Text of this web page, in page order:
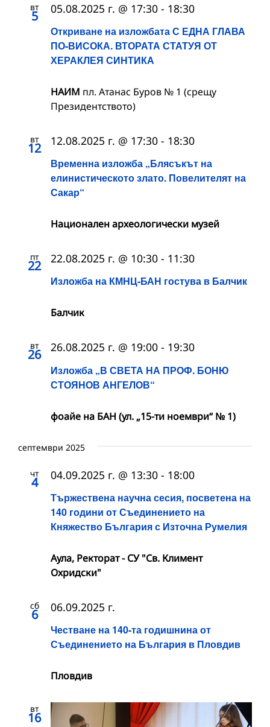
вт
5
Откриване на изложбата С ЕДНА ГЛАВА
ПО-ВИСОКА. ВТОРАТА СТАТУЯ ОТ
ХЕРАКЛЕЯ СИНТИКА
05.08.2025 г. @ 17:30 - 18:30
НАИМ пл. Атанас Буров № 1 (срещу
Президентството)
вт
12
Временна изложба „Блясъкът на
елинистическото злато. Повелителят на
Сакар“
12.08.2025 г. @ 17:30 - 18:30
Национален археологически музей
пт
22
Изложба на КМНЦ-БАН гостува в Балчик
22.08.2025 г. @ 10:30 - 11:30
Балчик
вт
26
Изложба „В СВЕТА НА ПРОФ. БОНЮ
СТОЯНОВ АНГЕЛОВ“
26.08.2025 г. @ 19:00 - 19:30
фоайе на БАН (ул. „15-ти ноември“ № 1)
септември 2025
чт
4
Тържествена научна сесия, посветена на
140 години от Съединението на
Княжество България с Източна Румелия
04.09.2025 г. @ 13:30 - 18:00
Аула, Ректорат - СУ "Св. Климент
Охридски"
сб
6
Честване на 140-та годишнина от
Съединението на България в Пловдив
06.09.2025 г.
Пловдив
вт
16